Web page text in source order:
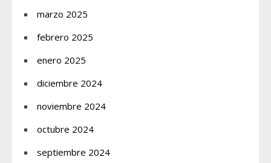
marzo 2025
febrero 2025
enero 2025
diciembre 2024
noviembre 2024
octubre 2024
septiembre 2024